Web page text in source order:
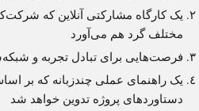
یک کارگاه مشارکتی آنلاین که
مختلف گرد هم می‌آورد
فرصت‌هایی برای تبادل تجربه و
یک راهنمای عملی چندزبانه که بر
دستاوردهای پروژه تدوین خواهد شد